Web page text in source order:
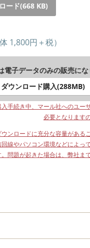
ード(668 KB)
体 1,800円＋税）
電子データのみの販売にな
ウンロード購入(288MB)
手続き中、マール社へのユー
必要となります
ンロードに充分な容量がある
線やパソコン環境などによっ
問題が起きた場合は、弊社ま